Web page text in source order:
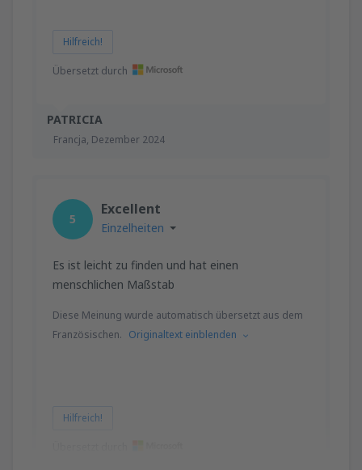
PATRICIA
Francja, Dezember 2024
Hilfreich!
Übersetzt durch
5
Excellent
Einzelheiten
Es ist leicht zu finden und hat einen
menschlichen Maßstab
Diese Meinung wurde automatisch übersetzt aus dem
Französischen. Originaltext einblenden
Hilfreich!